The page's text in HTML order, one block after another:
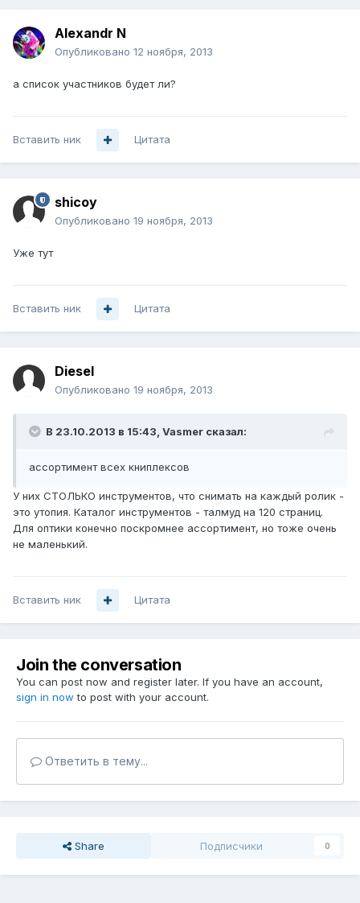
Alexandr N
Опубликовано 12 ноября, 2013
а список участников будет ли?
Вставить ник Цитата
shicoy
Опубликовано 19 ноября, 2013
Уже тут
Вставить ник Цитата
Diesel
Опубликовано 19 ноября, 2013
В 23.10.2013 в 15:43, Vasmer сказал:
ассортимент всех книплексов
У них СТОЛЬКО инструментов, что снимать на каждый ролик -
это утопия. Каталог инструментов - талмуд на 120 страниц.
Для оптики конечно поскромнее ассортимент, но тоже очень
не маленький.
Вставить ник Цитата
Join the conversation
You can post now and register later. If you have an account,
sign in now to post with your account.
Ответить в тему...
Share Подписчики 0